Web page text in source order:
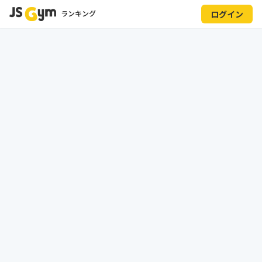
ランキング ログイン